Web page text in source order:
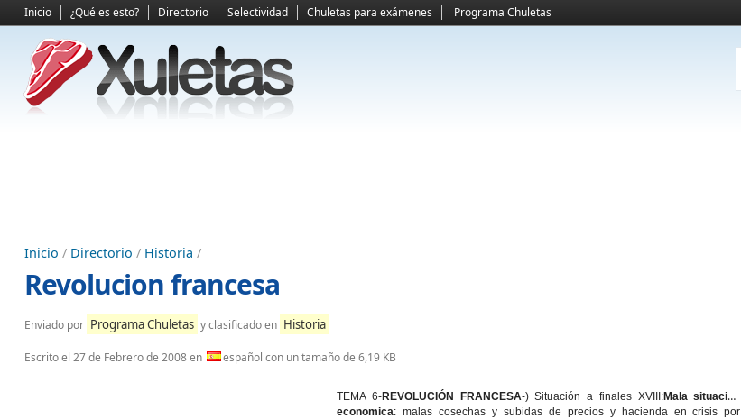
Inicio ¿Qué es esto? Directorio Selectividad Chuletas para exámenes Programa Chuletas
Inicio / Directorio / Historia /
Revolucion francesa
Enviado por Programa Chuletas y clasificado en Historia
Escrito el 27 de Febrero de 2008en español con un tamaño de 6,19 KB
TEMA 6-REVOLUCIÓN FRANCESA-) Situación a finales XVIII:Mala situacion
economica: malas cosechas y subidas de precios y hacienda en crisis por